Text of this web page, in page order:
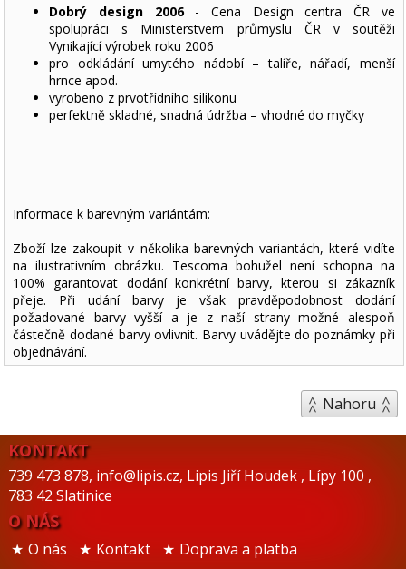
Dobrý design 2006- Cena Design centra ČR ve
spolupráci s Ministerstvem průmyslu ČR v soutěži
Vynikající výrobek roku 2006
pro odkládání umytého nádobí – talíře, nářadí, menší
hrnce apod.
vyrobeno z prvotřídního silikonu
perfektně skladné, snadná údržba – vhodné do myčky
Informace k barevným variántám:
Zboží lze zakoupit v několika barevných variantách, které vidíte
na ilustrativním obrázku. Tescoma bohužel není schopna na
100% garantovat dodání konkrétní barvy, kterou si zákazník
přeje. Při udání barvy je však pravděpodobnost dodání
požadované barvy vyšší a je z naší strany možné alespoň
částečně dodané barvy ovlivnit. Barvy uvádějte do poznámky při
objednávání.
Nahoru
KONTAKT
739 473 878, info@lipis.cz, Lipis Jiří Houdek , Lípy 100 ,
783 42 Slatinice
O NÁS
O nás Kontakt
Doprava a platba